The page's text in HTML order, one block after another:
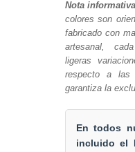
Nota
colores son
fabricado con
artesanal,
ligeras
respecto a las
garantiza la
En todos
incluido el